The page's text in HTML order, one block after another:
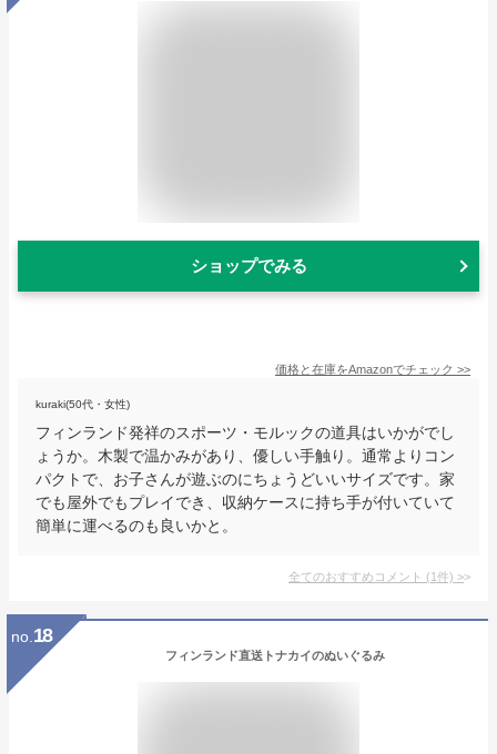
ショップでみる
価格と在庫をAmazonでチェック >>
kuraki(50代・女性)
フィンランド発祥のスポーツ・モルックの道具はいかがでし
ょうか。木製で温かみがあり、優しい手触り。通常よりコン
パクトで、お子さんが遊ぶのにちょうどいいサイズです。家
でも屋外でもプレイでき、収納ケースに持ち手が付いていて
簡単に運べるのも良いかと。
全てのおすすめコメント (1件) >
no. 18
フィンランド直送トナカイのぬいぐるみ